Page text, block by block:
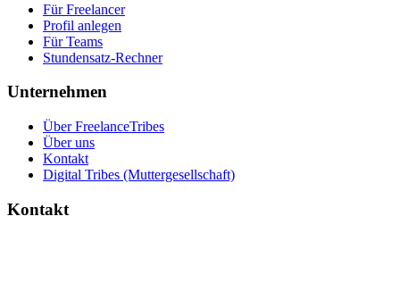
Für Freelancer
Profil anlegen
Für Teams
Stundensatz-Rechner
Unternehmen
Über FreelanceTribes
Über uns
Kontakt
Digital Tribes (Muttergesellschaft)
Kontakt